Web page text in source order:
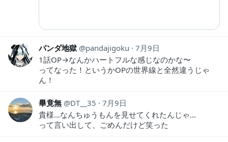
パンダ地獄 pandajigoku
7月9日
1話OP→なんかハートフルな感じなのかな〜
ってなった！というかOPの世界線と全然違うじゃ
ん！
畢竟無 DT__35
7月9日
貴様…なんちゅうもんを見せてくれたんじゃ…
って言い出して、ごめんだけど笑った